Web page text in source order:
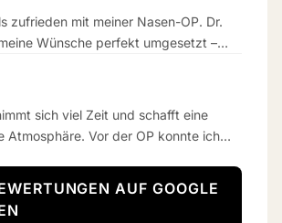
zufrieden mit meiner Nasen-OP. Dr.
Wünsche perfekt umgesetzt –
sich viel Zeit und schafft eine
Atmosphäre. Vor der OP konnte ich
gut Luft.
AUF GOOGLE